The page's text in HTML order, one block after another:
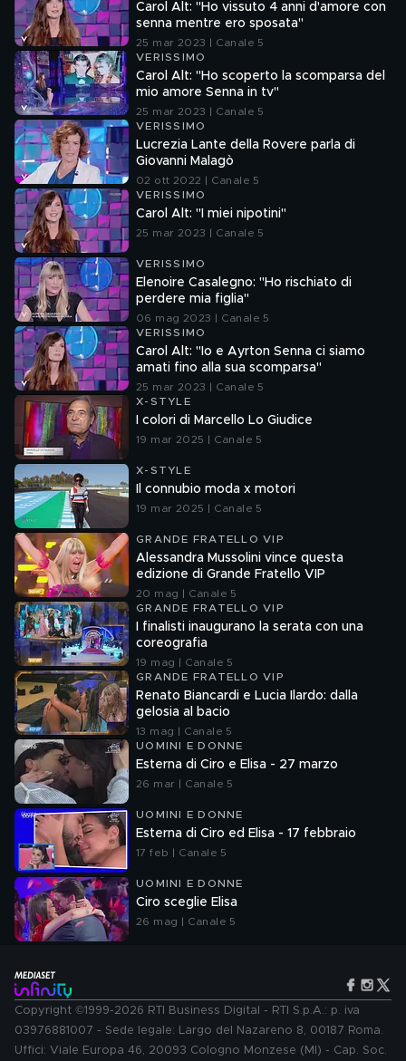
Carol Alt: "Ho vissuto 4 anni d'amore con
senna mentre ero sposata"
25 mar 2023 | Canale 5
VERISSIMO
Carol Alt: "Ho scoperto la scomparsa del
mio amore Senna in tv"
25 mar 2023 | Canale 5
VERISSIMO
Lucrezia Lante della Rovere parla di
Giovanni Malagò
02 ott 2022 | Canale 5
VERISSIMO
Carol Alt: "I miei nipotini"
25 mar 2023 | Canale 5
VERISSIMO
Elenoire Casalegno: "Ho rischiato di
perdere mia figlia"
06 mag 2023 | Canale 5
VERISSIMO
Carol Alt: "Io e Ayrton Senna ci siamo
amati fino alla sua scomparsa"
25 mar 2023 | Canale 5
X-STYLE
I colori di Marcello Lo Giudice
19 mar 2025 | Canale 5
X-STYLE
Il connubio moda x motori
19 mar 2025 | Canale 5
GRANDE FRATELLO VIP
Alessandra Mussolini vince questa
edizione di Grande Fratello VIP
20 mag | Canale 5
GRANDE FRATELLO VIP
I finalisti inaugurano la serata con una
coreografia
19 mag | Canale 5
GRANDE FRATELLO VIP
Renato Biancardi e Lucia Ilardo: dalla
gelosia al bacio
13 mag | Canale 5
UOMINI E DONNE
Esterna di Ciro e Elisa - 27 marzo
26 mar | Canale 5
UOMINI E DONNE
Esterna di Ciro ed Elisa - 17 febbraio
17 feb | Canale 5
UOMINI E DONNE
Ciro sceglie Elisa
26 mag | Canale 5
Copyright ©1999-2026 RTI Business Digital - RTI S.p.A.: p. iva
03976881007 - Sede legale: Largo del Nazareno 8, 00187 Roma.
Uffici: Viale Europa 46, 20093 Cologno Monzese (MI) - Cap. Soc.